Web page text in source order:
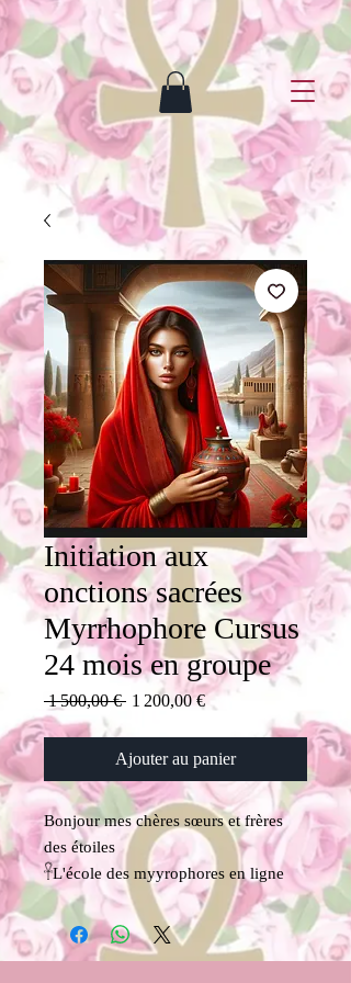
Initiation aux
onctions sacrées
Myrrhophore Cursus
24 mois en groupe
1 500,00 € Prix
1 200,00 €Prix
Ajouter au panier
Bonjour mes chères sœurs et frères
des étoiles
𓋹L'école des myyrophores en ligne
vous présente le cursus de l'année
2026 /2027
et les formalités d'inscriptions𓋹